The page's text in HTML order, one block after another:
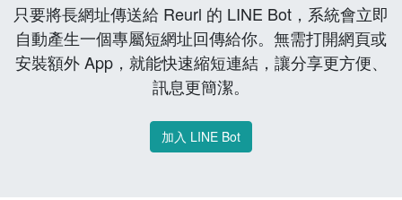
只要將長網址傳送給 Reurl 的 LINE Bot，系統會立即
自動產生一個專屬短網址回傳給你。無需打開網頁或
安裝額外 App，就能快速縮短連結，讓分享更方便、
訊息更簡潔。
加入 LINE Bot